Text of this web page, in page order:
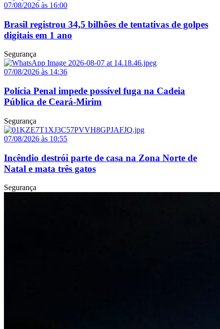
07/08/2026 às 16:00
Brasil registrou 34,5 bilhões de tentativas de golpes
digitais em 1 ano
Segurança
07/08/2026 às 14:36
Polícia Penal impede possível fuga na Cadeia
Pública de Ceará-Mirim
Segurança
07/08/2026 às 10:55
Incêndio destrói parte de casa na Zona Norte de
Natal e mata três gatos
Segurança